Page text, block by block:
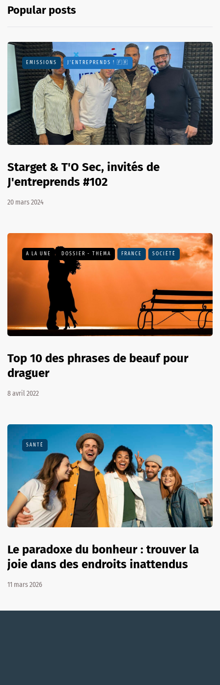
Popular posts
EMISSIONS J'ENTREPRENDS ! 🇫🇷
Starget & T'O Sec, invités de
J'entreprends #102
20 mars 2024
A LA UNE DOSSIER - THEMA FRANCE SOCIÉTÉ
Top 10 des phrases de beauf pour
draguer
8 avril 2022
SANTÉ
Le paradoxe du bonheur : trouver la
joie dans des endroits inattendus
11 mars 2026